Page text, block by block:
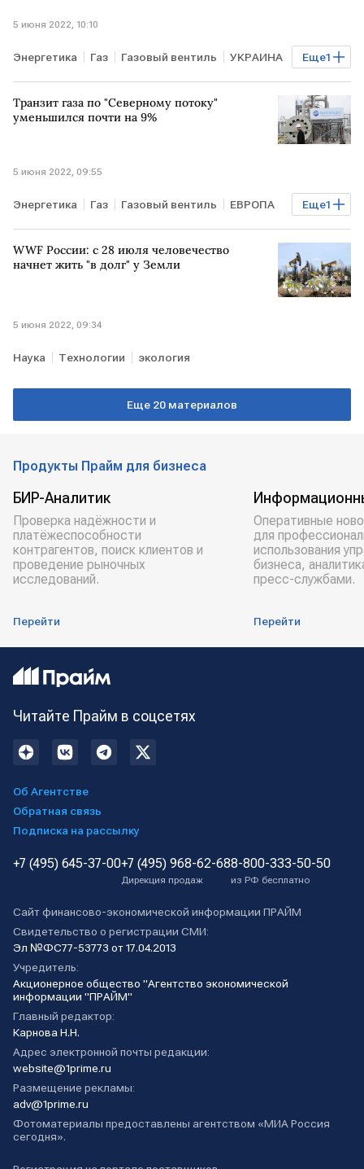
5 июня 2022, 10:10
Еще1
Энергетика Газ Газовый вентиль УКРАИНА
Газпром
Транзит газа по "Северному потоку"
уменьшился почти на 9%
5 июня 2022, 09:55
Еще1
Энергетика Газ Газовый вентиль ЕВРОПА
ЧП на Северных потоках
WWF России: с 28 июля человечество
начнет жить "в долг" у Земли
5 июня 2022, 09:34
Наука Технологии экология
Еще 20 материалов
Продукты Прайм для бизнеса
БИР-Аналитик
Проверка надёжности и
платёжеспособности
контрагентов, поиск клиентов и
проведение рыночных
исследований.
Перейти
Оперативные
для
использования
бизнеса,
пресс-службами.
Перейти
Читайте Прайм в соцсетях
Об Агентстве
Обратная связь
Подписка на рассылку
+7 (495) 645-37-00+7 (495) 968-62-68
Дирекция продаж
8-800-333-50-50
из РФ бесплатно
Сайт финансово-экономической информации ПРАЙМ
Свидетельство о регистрации СМИ:
Эл №ФС77-53773 от 17.04.2013
Учредитель:
Акционерное общество "Агентство экономической
информации "ПРАЙМ"
Главный редактор:
Карнова Н.Н.
Адрес электронной почты редакции:
website@1prime.ru
Размещение рекламы:
adv@1prime.ru
Фотоматериалы предоставлены агентством «МИА Россия
сегодня».